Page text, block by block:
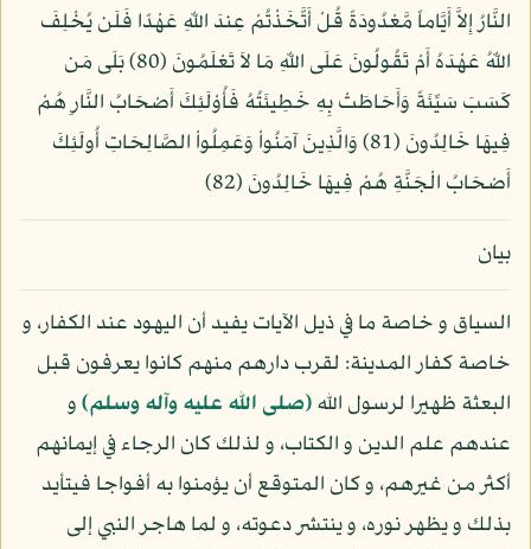
النَّارُ إِلاَّ أَيَّاماً مَّعْدُودَةً قُلْ أَتَّخَذْتُمْ عِندَ اللّهِ عَهْدًا فَلَن يُخْلِفَ
اللّهُ عَهْدَهُ أَمْ تَقُولُونَ عَلَى اللّهِ مَا لاَ تَعْلَمُونَ (80) بَلَى مَن
كَسَبَ سَيِّئَةً وَأَحَاطَتْ بِهِ خَطِيئَتُهُ فَأُوْلَئِكَ أَصْحَابُ النَّارِ هُمْ
فِيهَا خَالِدُونَ (81) وَالَّذِينَ آمَنُواْ وَعَمِلُواْ الصَّالِحَاتِ أُولَئِكَ
أَصْحَابُ الْجَنَّةِ هُمْ فِيهَا خَالِدُونَ (82)
بيان
السياق و خاصة ما في ذيل الآيات يفيد أن اليهود عند الكفار، و
خاصة كفار المدينة: لقرب دارهم منهم كانوا يعرفون قبل
البعثة ظهيرا لرسول الله(صلى الله عليه وآله وسلم)و
عندهم علم الدين و الكتاب، و لذلك كان الرجاء في إيمانهم
أكثر من غيرهم، و كان المتوقع أن يؤمنوا به أفواجا فيتأيد
بذلك و يظهر نوره، و ينتشر دعوته، و لما هاجر النبي إلى